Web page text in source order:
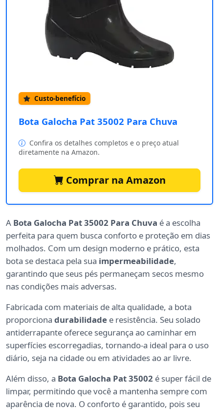
Custo-benefício
Bota Galocha Pat 35002 Para Chuva
Confira os detalhes completos e o preço atual
diretamente na Amazon.
Comprar na Amazon
A Bota Galocha Pat 35002 Para Chuva é a escolha
perfeita para quem busca conforto e proteção em dias
molhados. Com um design moderno e prático, esta
bota se destaca pela sua impermeabilidade,
garantindo que seus pés permaneçam secos mesmo
nas condições mais adversas.
Fabricada com materiais de alta qualidade, a bota
proporciona durabilidade e resistência. Seu solado
antiderrapante oferece segurança ao caminhar em
superfícies escorregadias, tornando-a ideal para o uso
diário, seja na cidade ou em atividades ao ar livre.
Além disso, a Bota Galocha Pat 35002 é super fácil de
limpar, permitindo que você a mantenha sempre com
aparência de nova. O conforto é garantido, pois seu